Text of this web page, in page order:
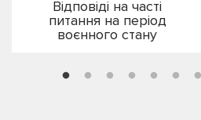
Відповіді на часті
питання на період
воєнного стану